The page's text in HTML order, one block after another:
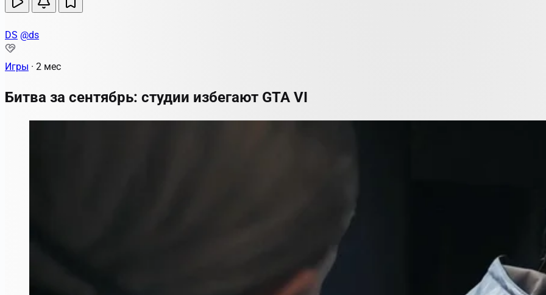
DS @ds
Игры · 2 мес
Битва за сентябрь: студии избегают GTA VI